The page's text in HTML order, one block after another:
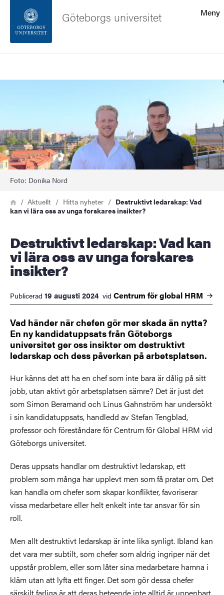
Sidfoten
Meny
Göteborgs universitet
Bild
Foto: Donika Nord
Länkstig
HemAktuellt Hitta nyheter
Destruktivt ledarskap: Vad
kan vi lära oss av unga forskares insikter?
Destruktivt ledarskap: Vad kan
vi lära oss av unga forskares
insikter?
Publicerad 19 augusti 2024 vid Centrum för global HRM
Vad händer när chefen gör mer skada än nytta?
En ny kandidatuppsats från Göteborgs
universitet ger oss insikter om destruktivt
ledarskap och dess påverkan på arbetsplatsen.
Hur känns det att ha en chef som inte bara är dålig på sitt
jobb, utan aktivt gör arbetsplatsen sämre? Det är just det
som Simon Beramand och Linus Gahnström har undersökt
i sin kandidatuppsats, handledd av Stefan Tengblad,
professor och föreståndare för Centrum för Global HRM vid
Göteborgs universitet.
Deras uppsats handlar om destruktivt ledarskap, ett
problem som många har upplevt men som få pratar om. Det
kan handla om chefer som skapar konflikter, favoriserar
vissa medarbetare eller helt enkelt inte tar ansvar för sin
roll.
Men allt destruktivt ledarskap är inte lika synligt. Ibland kan
det vara mer subtilt, som chefer som aldrig ingriper när det
uppstår problem, eller som låter sina medarbetare hamna i
kläm utan att lyfta ett finger. Det som gör dessa chefer